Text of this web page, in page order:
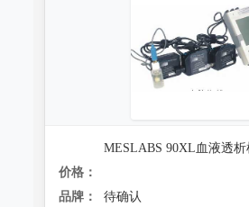
MESLABS 90XL血液透
价格：
品牌：
待确认